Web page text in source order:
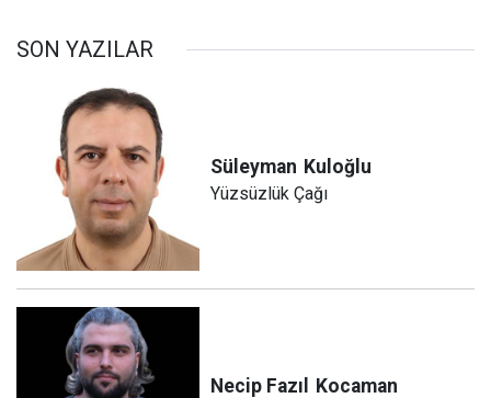
SON YAZILAR
Süleyman Kuloğlu
Yüzsüzlük Çağı
Necip Fazıl Kocaman